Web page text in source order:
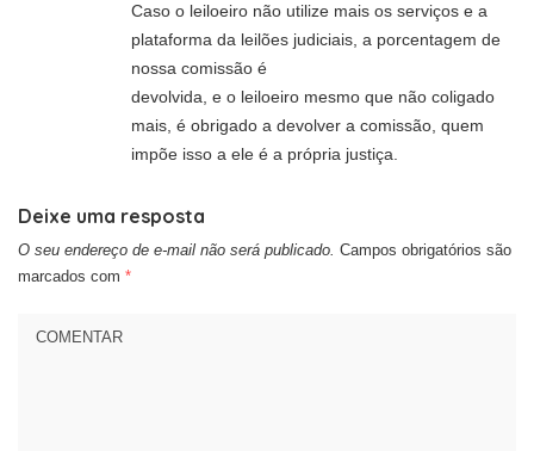
Caso o leiloeiro não utilize mais os serviços e a
plataforma da leilões judiciais, a porcentagem de
nossa comissão é
devolvida, e o leiloeiro mesmo que não coligado
mais, é obrigado a devolver a comissão, quem
impõe isso a ele é a própria justiça.
Deixe uma resposta
O seu endereço de e-mail não será publicado. Campos obrigatórios são
marcados com *